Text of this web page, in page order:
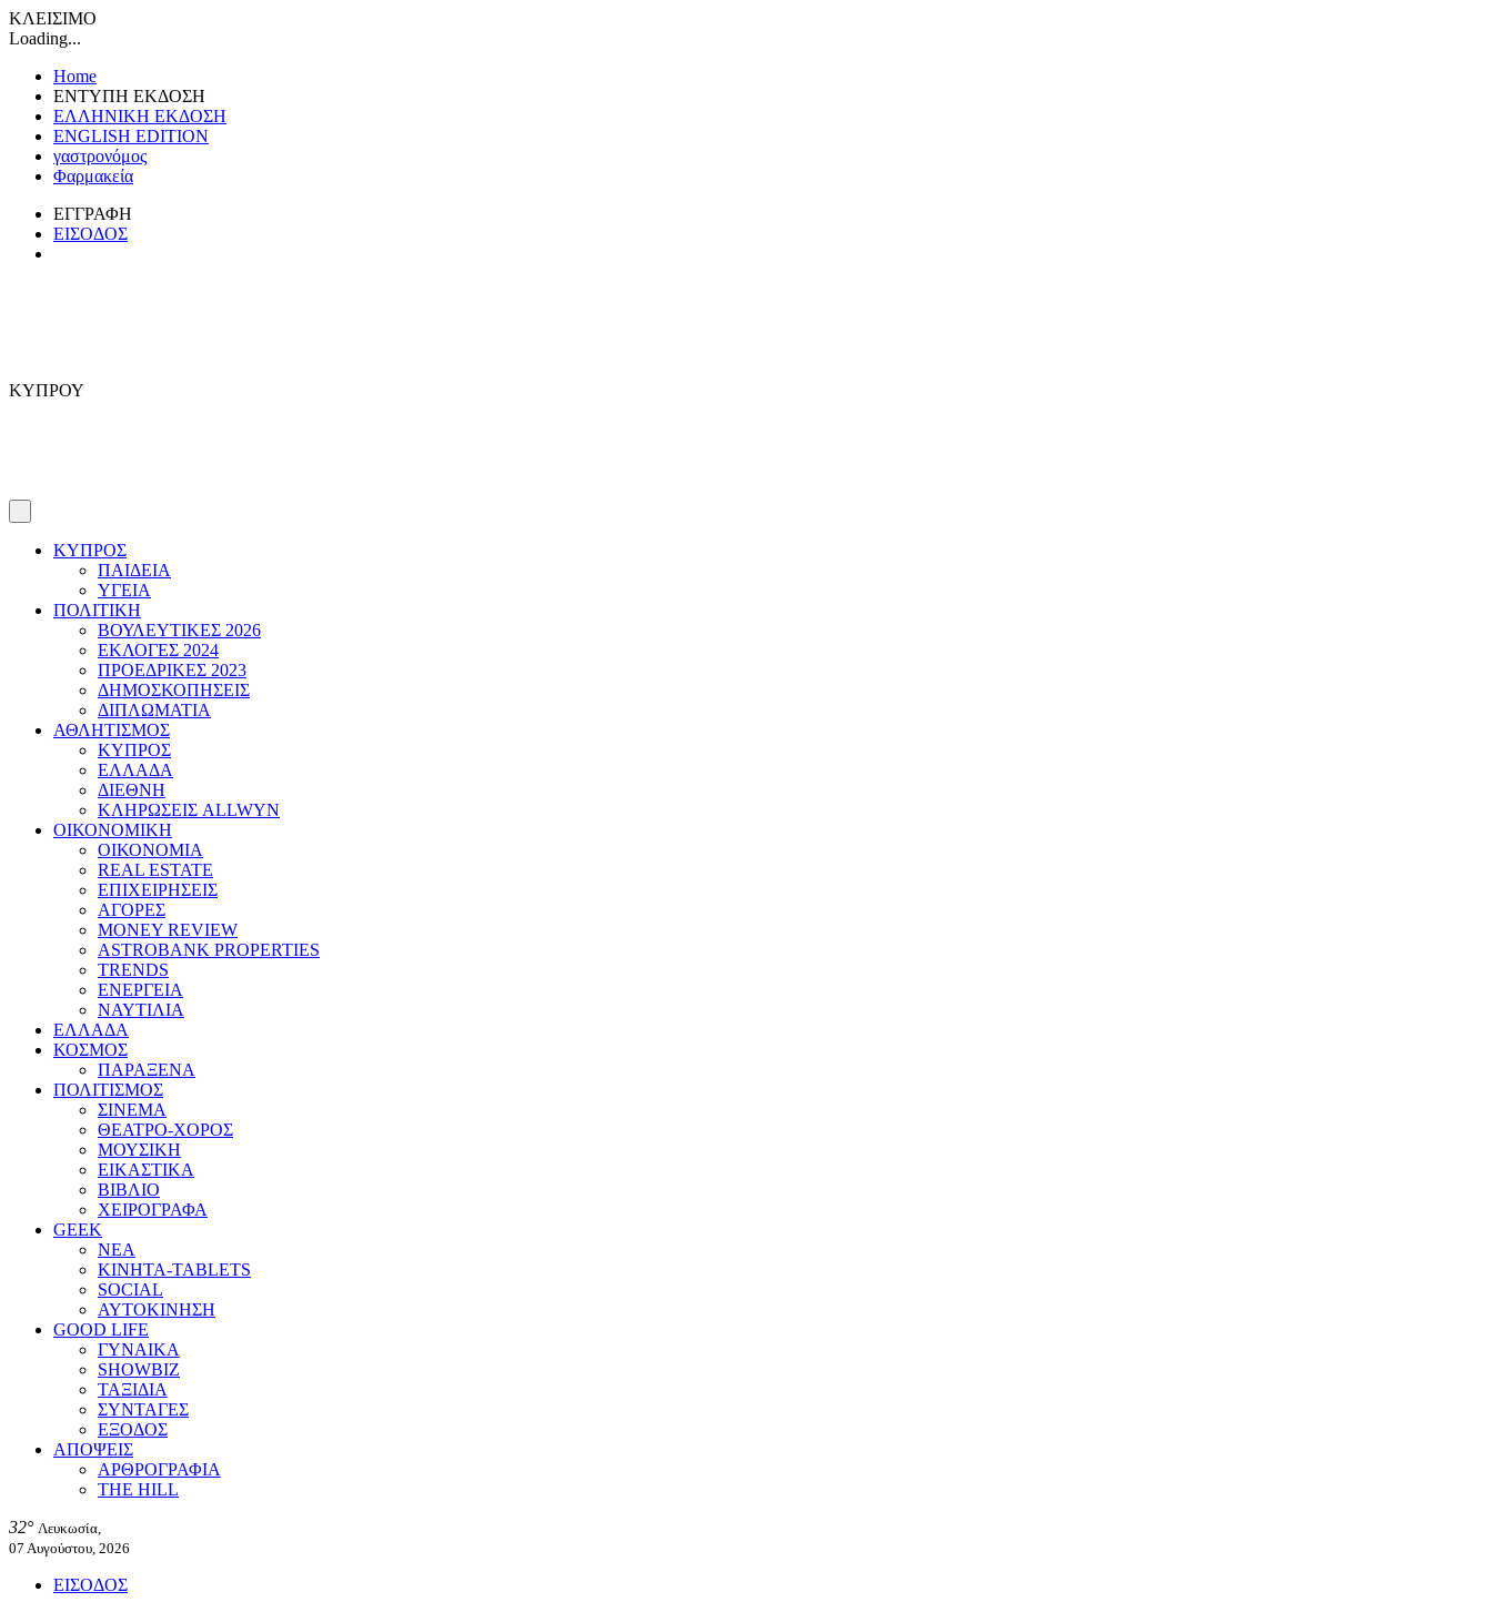
ΚΛΕΙΣΙΜΟ
Loading...
Home
ΕΝΤΥΠΗ ΕΚΔΟΣΗ
ΕΛΛΗΝΙΚΗ ΕΚΔΟΣΗ
ENGLISH EDITION
γαστρονόμος
Φαρμακεία
ΕΓΓΡΑΦΗ
ΕΙΣΟΔΟΣ
ΚΥΠΡΟΥ
ΚΥΠΡΟΣ
ΠΑΙΔΕΙΑ
ΥΓΕΙΑ
ΠΟΛΙΤΙΚΗ
ΒΟΥΛΕΥΤΙΚΕΣ 2026
ΕΚΛΟΓΕΣ 2024
ΠΡΟΕΔΡΙΚΕΣ 2023
ΔΗΜΟΣΚΟΠΗΣΕΙΣ
ΔΙΠΛΩΜΑΤΙΑ
ΑΘΛΗΤΙΣΜΟΣ
ΚΥΠΡΟΣ
ΕΛΛΑΔΑ
ΔΙΕΘΝΗ
ΚΛΗΡΩΣΕΙΣ ALLWYN
ΟΙΚΟΝΟΜΙΚΗ
ΟΙΚΟΝΟΜΙΑ
REAL ESTATE
ΕΠΙΧΕΙΡΗΣΕΙΣ
ΑΓΟΡΕΣ
MONEY REVIEW
ASTROBANK PROPERTIES
TRENDS
ΕΝΕΡΓΕΙΑ
ΝΑΥΤΙΛΙΑ
ΕΛΛΑΔΑ
ΚΟΣΜΟΣ
ΠΑΡΑΞΕΝΑ
ΠΟΛΙΤΙΣΜΟΣ
ΣΙΝΕΜΑ
ΘΕΑΤΡΟ-ΧΟΡΟΣ
ΜΟΥΣΙΚΗ
ΕΙΚΑΣΤΙΚΑ
ΒΙΒΛΙΟ
ΧΕΙΡΟΓΡΑΦΑ
GEEK
ΝΕΑ
ΚΙΝΗΤΑ-TABLETS
SOCIAL
ΑΥΤΟΚΙΝΗΣΗ
GOOD LIFE
ΓΥΝΑΙΚΑ
SHOWBIZ
ΤΑΞΙΔΙΑ
ΣΥΝΤΑΓΕΣ
ΕΞΟΔΟΣ
ΑΠΟΨΕΙΣ
ΑΡΘΡΟΓΡΑΦΙΑ
THE HILL
32° Λευκωσία,
07 Αυγούστου, 2026
ΕΙΣΟΔΟΣ